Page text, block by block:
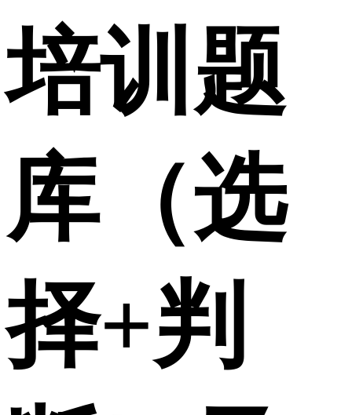
培训题
库（选
择+判